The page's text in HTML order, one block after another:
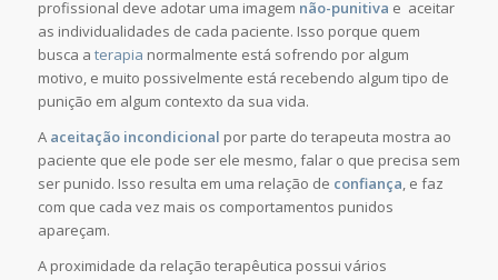
profissional deve adotar uma imagem não-punitiva e aceitar
as individualidades de cada paciente. Isso porque quem
busca a terapia normalmente está sofrendo por algum
motivo, e muito possivelmente está recebendo algum tipo de
punição em algum contexto da sua vida.
A aceitação incondicional por parte do terapeuta mostra ao
paciente que ele pode ser ele mesmo, falar o que precisa sem
ser punido. Isso resulta em uma relação de confiança, e faz
com que cada vez mais os comportamentos punidos
apareçam.
A proximidade da relação terapêutica possui vários